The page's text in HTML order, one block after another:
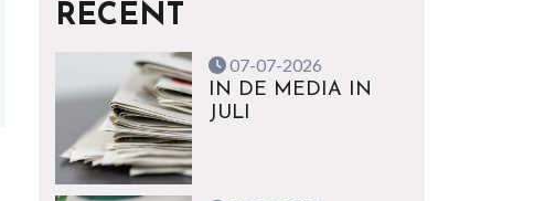
RECENT
07-07-2026
IN DE MEDIA IN
JULI